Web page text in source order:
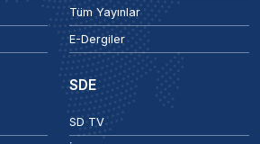
Tüm Yayınlar
E-Dergiler
SDE
SD TV